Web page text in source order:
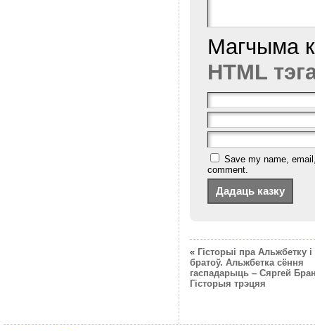
Магчыма
HTML
Save my name,
comment.
« Гісторыі пра Альжбетку і
братоў. Альжбетка сёння
гаспадарыць – Сяргей
Гісторыя трэцяя